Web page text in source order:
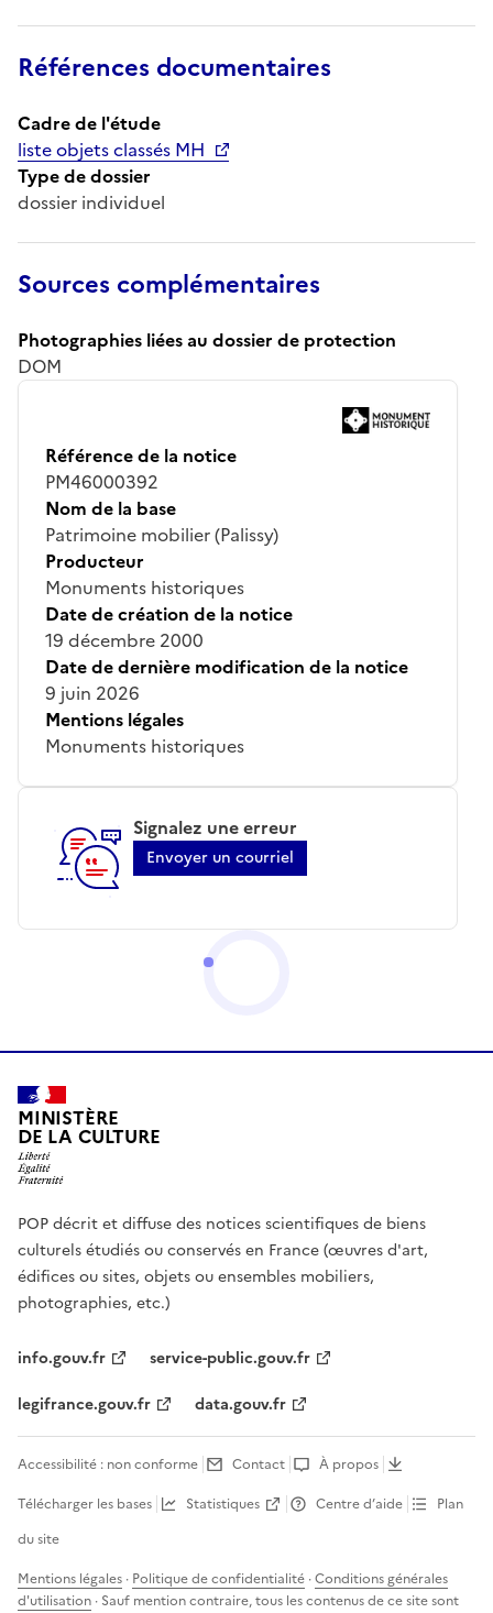
Références documentaires
Cadre de l'étude
liste objets classés MH
Type de dossier
dossier individuel
Sources complémentaires
Photographies liées au dossier de protection
DOM
Référence de la notice
PM46000392
Nom de la base
Patrimoine mobilier (Palissy)
Producteur
Monuments historiques
Date de création de la notice
19 décembre 2000
Date de dernière modification de la notice
9 juin 2026
Mentions légales
Monuments historiques
Signalez une erreur
Envoyer un courriel
MINISTÈRE
DE LA CULTURE
POP décrit et diffuse des notices scientifiques de biens
culturels étudiés ou conservés en France (œuvres d'art,
édifices ou sites, objets ou ensembles mobiliers,
photographies, etc.)
info.gouv.fr
service-public.gouv.fr
legifrance.gouv.fr
data.gouv.fr
Accessibilité : non conforme Contact
À propos
Télécharger les bases
Statistiques Centre d’aide
Plan
du site
Mentions légales · Politique de confidentialité ·Conditions générales
d'utilisation · Sauf mention contraire, tous les contenus de ce site sont